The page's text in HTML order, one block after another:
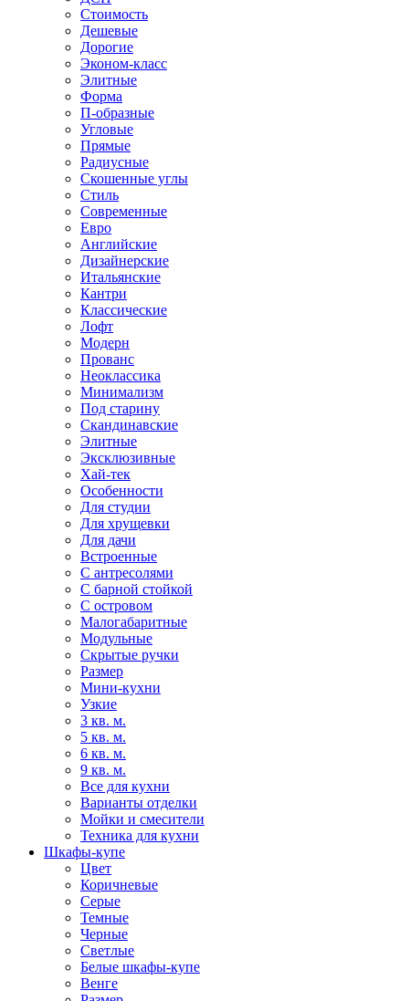
Стоимость
Дешевые
Дорогие
Эконом-класс
Элитные
Форма
П-образные
Угловые
Прямые
Радиусные
Скошенные углы
Стиль
Современные
Евро
Английские
Дизайнерские
Итальянские
Кантри
Классические
Лофт
Модерн
Прованс
Неоклассика
Минимализм
Под старину
Скандинавские
Элитные
Эксклюзивные
Хай-тек
Особенности
Для студии
Для хрущевки
Для дачи
Встроенные
С антресолями
С барной стойкой
С островом
Малогабаритные
Модульные
Скрытые ручки
Размер
Мини-кухни
Узкие
3 кв. м.
5 кв. м.
6 кв. м.
9 кв. м.
Все для кухни
Варианты отделки
Мойки и смесители
Техника для кухни
Шкафы-купе
Цвет
Коричневые
Серые
Темные
Черные
Светлые
Белые шкафы-купе
Венге